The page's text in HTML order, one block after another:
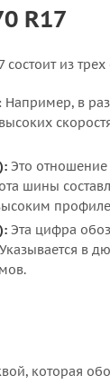
R17
из
: Например, в
Это
шины
Эта цифра
в
которая